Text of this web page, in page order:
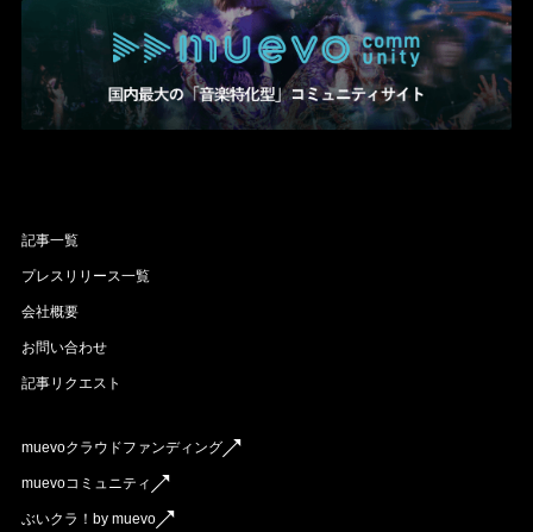
記事一覧
プレスリリース一覧
会社概要
お問い合わせ
記事リクエスト
muevoクラウドファンディング
muevoコミュニティ
ぶいクラ！by muevo